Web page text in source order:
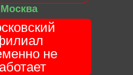
Москва
не